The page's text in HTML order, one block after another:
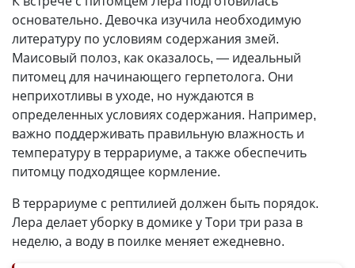
основательно. Девочка изучила необходимую
литературу по условиям содержания змей.
Маисовый полоз, как оказалось, — идеальный
питомец для начинающего герпетолога. Они
неприхотливы в уходе, но нуждаются в
определенных условиях содержания. Например,
важно поддерживать правильную влажность и
температуру в террариуме, а также обеспечить
питомцу подходящее кормление.
В террариуме с рептилией должен быть порядок.
Лера делает уборку в домике у Тори три раза в
неделю, а воду в поилке меняет ежедневно.